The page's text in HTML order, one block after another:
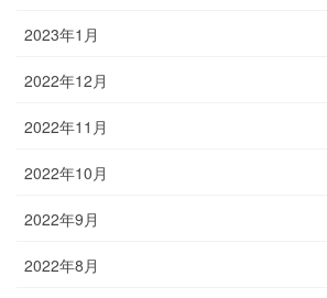
2023年1月
2022年12月
2022年11月
2022年10月
2022年9月
2022年8月